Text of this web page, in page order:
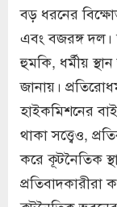
বড় ধরনের
এবং বজরঙ্গ দল।
হুমকি, ধর্মীয়
জানায়।
হাইকমিশনের
থাকা সত্ত্বেও,
করে কূটনৈতিক
প্রতিবাদকারীরা